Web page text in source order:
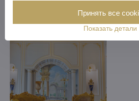
Показать детали
Принять все